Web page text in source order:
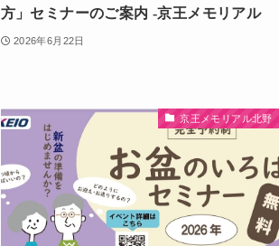
方」セミナーのご案内 -京王メモリアル
2026年6月22日
京王メモリアル北野